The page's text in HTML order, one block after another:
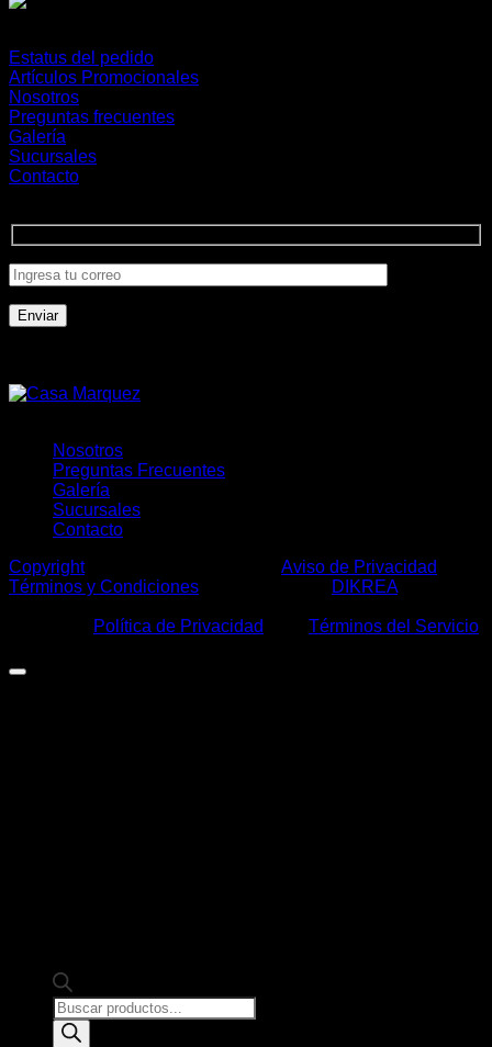
Estatus del pedido
Artículos Promocionales
Nosotros
Preguntas frecuentes
Galería
Sucursales
Contacto
Nosotros
Preguntas Frecuentes
Galería
Sucursales
Contacto
Copyright2026 © Aviso de Privacidad
Términos y Condiciones
DIKREA|
Política de Privacidad
Términos del Servicio
Products
search